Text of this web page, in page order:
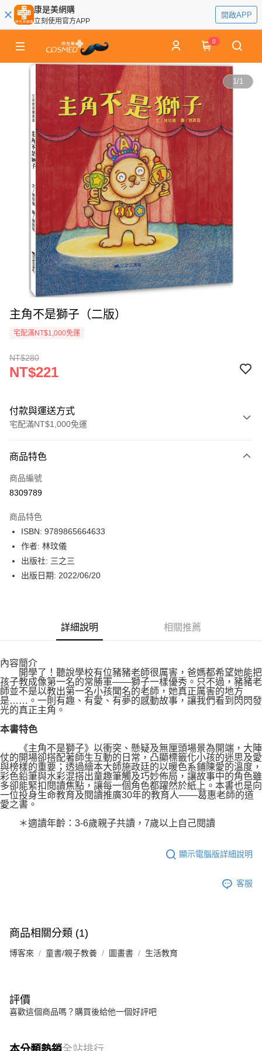
康是美網購
立刻使用官方APP
開啟APP
0
1/1
主角不是獅子（二版）
宅配滿NT$1,000免運
NT$280
NT$221
付款與運送方式
宅配滿NT$1,000免運
icash Pay
信用卡一次付款
LINE Pay
Apple Pay
街口支付
博客來商品配送方式
每筆NT$80，滿NT$1,000(含以上)免運費
商品特色
商品編號
8309789
商品特色
ISBN: 9789865664633
作者: 林玟儀
出版社: 三之三
出版日期: 2022/06/20
詳細說明 相關推薦
內容簡介
開學了！聽說學校有位豬豬老師很厲害，爸媽都希望她能把
孩子教成像第一名的常勝軍――獅子一樣優秀。只不過，豬豬老
師並不是以教出第一名小孩聞名的老師，她真正厲害的地方
是……。一則有趣、有愛、有夢的感動故事，讓我們看到閃閃發
光的真正主角。
本書特色
《主角不是獅子》以衝突、懸疑及無厘頭場景為開端，大陣
仗的開場卻搭配著師生互動的日常，凸顯標籤化小孩的迷思及愛
與榜樣的重要；透過繪本大師施政廷的以暖色系鋪陳愛的溫度，
彩色鉛筆與水彩混搭出童趣筆觸及巧妙佈局，讓故事中的角色雖
多卻能緊扣閱讀焦點，讓每一個角色都躍然於紙上。本書也是向
一位投身生命教育及閱讀推廣30年的教育人――葛惠老師的道
愛之書。
＊適讀年齡：3-6歲親子共讀，7歲以上自己閱讀
顯示電腦版詳細說明
客服
商品相關分類 (1)
博客來 童書/親子教養 圖畫書 生活教育
評價
喜歡這個商品嗎？購買後給他一個好評吧